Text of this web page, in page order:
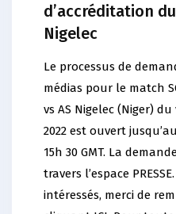
d’accréditation
Nigelec
Le processus de
médias pour le match
vs AS Nigelec (Niger)
2022 est ouvert
15h 30 GMT. La
travers l’espace
intéressés, merci de